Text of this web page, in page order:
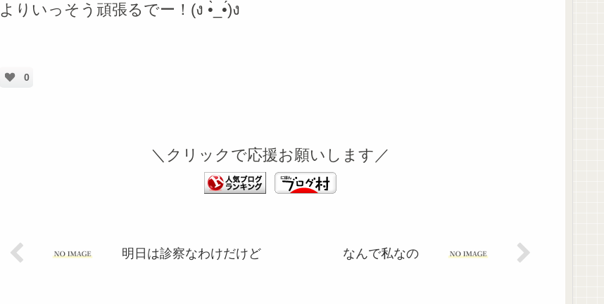
よりいっそう頑張るでー！(ง •̀_•́)ง
0
＼クリックで応援お願いします／
明日は診察なわけだけど なんで私なの